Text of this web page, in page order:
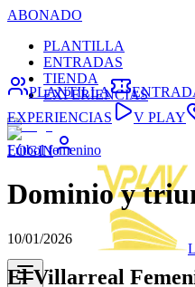
ABONADO
PLANTILLA
ENTRADAS
TIENDA
EXPERIENCIAS
LOGIN
PLANTILLA
EXPERIENCIAS
V PLAY
Fútbol femenino
Dominio y
10/01/2026
El Villarreal